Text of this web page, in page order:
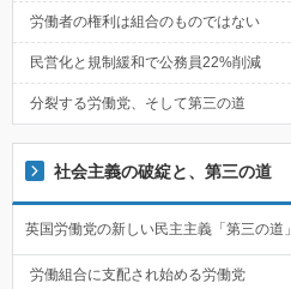
労働者の権利は組合のものではない
民営化と規制緩和で公務員22%削減
分裂する労働党、そして第三の道
社会主義の破綻と、第三の道
英国労働党の新しい民主主義「第三の道」
労働組合に支配され始める労働党